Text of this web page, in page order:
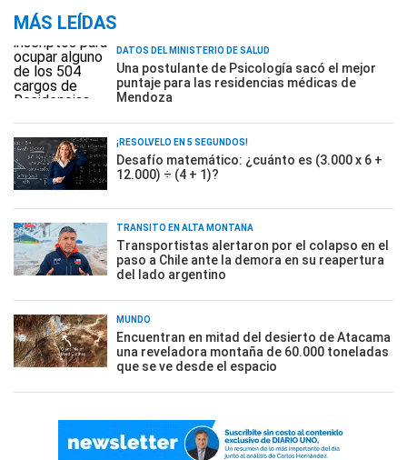
MÁS LEÍDAS
DATOS DEL MINISTERIO DE SALUD
Una postulante de Psicología sacó el mejor
puntaje para las residencias médicas de
Mendoza
¡RESOLVELO EN 5 SEGUNDOS!
Desafío matemático: ¿cuánto es (3.000 x 6 +
12.000) ÷ (4 + 1)?
TRÁNSITO EN ALTA MONTAÑA
Transportistas alertaron por el colapso en el
paso a Chile ante la demora en su reapertura
del lado argentino
MUNDO
Encuentran en mitad del desierto de Atacama
una reveladora montaña de 60.000 toneladas
que se ve desde el espacio